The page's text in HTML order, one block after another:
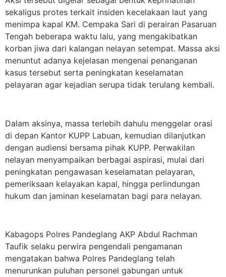
sekaligus protes terkait insiden kecelakaan laut yang
menimpa kapal KM. Cempaka Sari di perairan Pasaruan
Tengah beberapa waktu lalu, yang mengakibatkan
korban jiwa dari kalangan nelayan setempat. Massa aksi
menuntut adanya kejelasan mengenai penanganan
kasus tersebut serta peningkatan keselamatan
pelayaran agar kejadian serupa tidak terulang kembali.
Dalam aksinya, massa terlebih dahulu menggelar orasi
di depan Kantor KUPP Labuan, kemudian dilanjutkan
dengan audiensi bersama pihak KUPP. Perwakilan
nelayan menyampaikan berbagai aspirasi, mulai dari
peningkatan pengawasan keselamatan pelayaran,
pemeriksaan kelayakan kapal, hingga perlindungan
hukum dan jaminan keselamatan bagi para nelayan.
Kabagops Polres Pandeglang AKP Abdul Rachman
Taufik selaku perwira pengendali pengamanan
mengatakan bahwa Polres Pandeglang telah
menurunkan puluhan personel gabungan untuk